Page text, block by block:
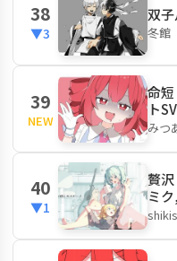
38
▼3
双
冬館
39
NEW
命
トSV
みつ
40
▼1
贅
ミ